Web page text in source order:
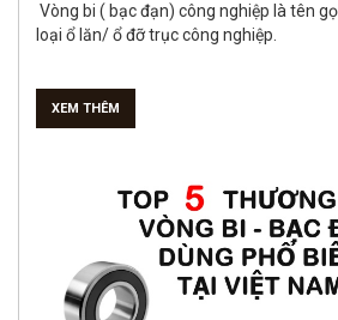
Vòng bi ( bạc đạn) công nghiệp là tên
loại ổ lăn/ ổ đỡ trục công nghiệp.
XEM THÊM